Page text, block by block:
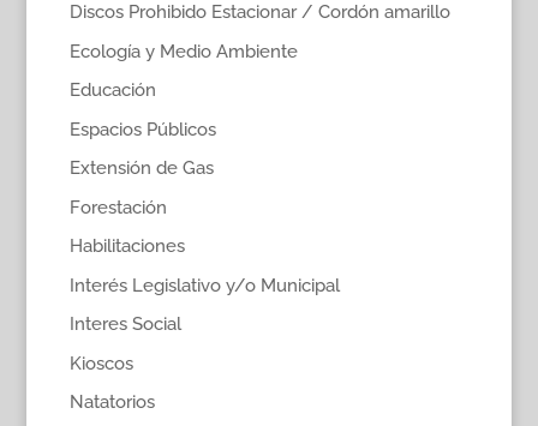
Discos Prohibido Estacionar / Cordón amarillo
Ecología y Medio Ambiente
Educación
Espacios Públicos
Extensión de Gas
Forestación
Habilitaciones
Interés Legislativo y/o Municipal
Interes Social
Kioscos
Natatorios